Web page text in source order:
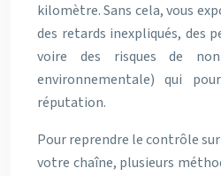
kilomètre. Sans cela, vous
des retards inexpliqués, des
voire des risques de
environnementale) qui
réputation.
Pour reprendre le contrôle
votre chaîne, plusieurs